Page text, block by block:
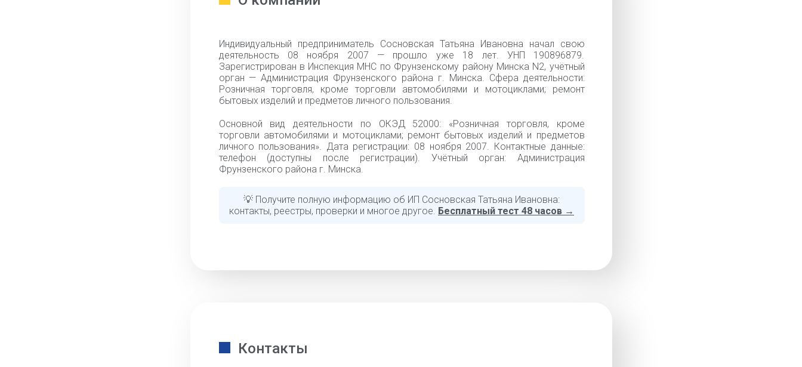
Индивидуальный предприниматель Сосновская Татьяна Ивановна начал свою
деятельность 08 ноября 2007 — прошло уже 18 лет. УНП 190896879.
Зарегистрирован в Инспекция МНС по Фрунзенскому району Минска N2, учётный
орган — Администрация Фрунзенского района г. Минска. Сфера деятельности:
Розничная торговля, кроме торговли автомобилями и мотоциклами; ремонт
бытовых изделий и предметов личного пользования.
Основной вид деятельности по ОКЭД 52000: «Розничная торговля, кроме
торговли автомобилями и мотоциклами; ремонт бытовых изделий и предметов
личного пользования». Дата регистрации: 08 ноября 2007. Контактные данные:
телефон (доступны после регистрации). Учётный орган: Администрация
Фрунзенского района г. Минска.
💡 Получите полную информацию об ИП Сосновская Татьяна Ивановна:
контакты, реестры, проверки и многое другое. Бесплатный тест 48 часов →
Контакты